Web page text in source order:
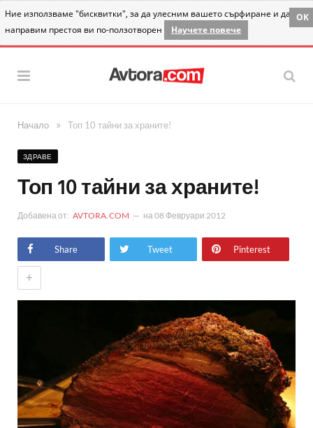
Ние използваме "бисквитки", за да улесним вашето сърфиране и да
направим престоя ви по-ползотворен
Научете повече
OK
Начало » Топ 10 тайни за храните!
ЗДРАВЕ
Топ 10 тайни за храните!
Добавена от: AVTORA.COM на08 Февруари 2012
Share Tweet Pinterest
+